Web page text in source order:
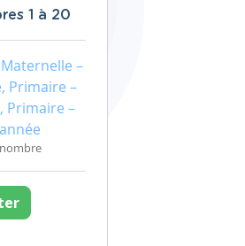
1 à 20
Maternelle –
Primaire –
Primaire –